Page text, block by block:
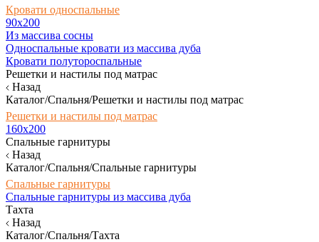
Кровати односпальные
90х200
Из массива сосны
Односпальные кровати из массива дуба
Кровати полутороспальные
Решетки и настилы под матрас
Назад
Каталог/Спальня/Решетки и настилы под матрас
Решетки и настилы под матрас
160х200
Спальные гарнитуры
Назад
Каталог/Спальня/Спальные гарнитуры
Спальные гарнитуры
Спальные гарнитуры из массива дуба
Тахта
Назад
Каталог/Спальня/Тахта